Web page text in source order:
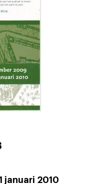
januari 2010